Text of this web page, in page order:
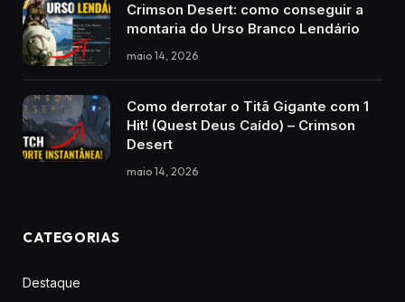
Crimson Desert: como conseguir a
montaria do Urso Branco Lendário
maio 14, 2026
Como derrotar o Titã Gigante com 1
Hit! (Quest Deus Caído) – Crimson
Desert
maio 14, 2026
CATEGORIAS
Destaque